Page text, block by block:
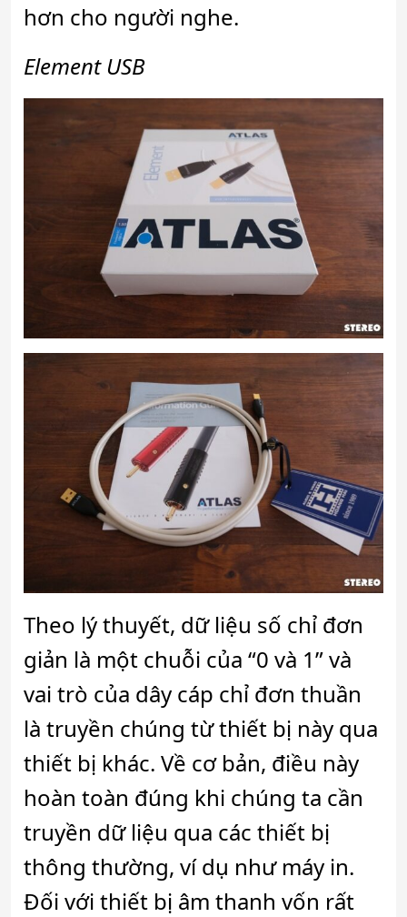
hơn cho người nghe.
Element USB
Theo lý thuyết, dữ liệu số chỉ đơn
giản là một chuỗi của “0 và 1” và
vai trò của dây cáp chỉ đơn thuần
là truyền chúng từ thiết bị này qua
thiết bị khác. Về cơ bản, điều này
hoàn toàn đúng khi chúng ta cần
truyền dữ liệu qua các thiết bị
thông thường, ví dụ như máy in.
Đối với thiết bị âm thanh vốn rất